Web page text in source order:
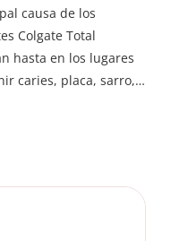
causa de los
Colgate Total
hasta en los lugares
caries, placa, sarro,